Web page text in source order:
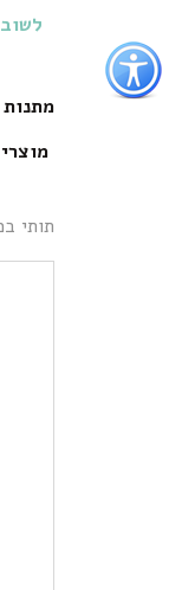
כפתור
לפתיחת
תפריט
נגישות
תותי